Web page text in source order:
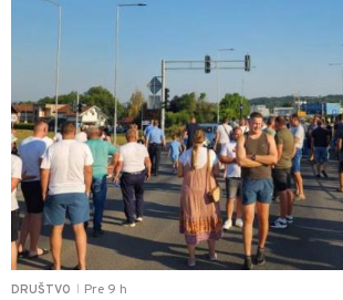
DRUŠTVO Pre 9 h